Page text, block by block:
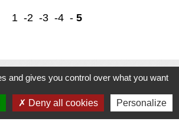
1 -2 -3 -4 - 5
Joseph
and gives you control over what you want
Deny all cookies Personalize